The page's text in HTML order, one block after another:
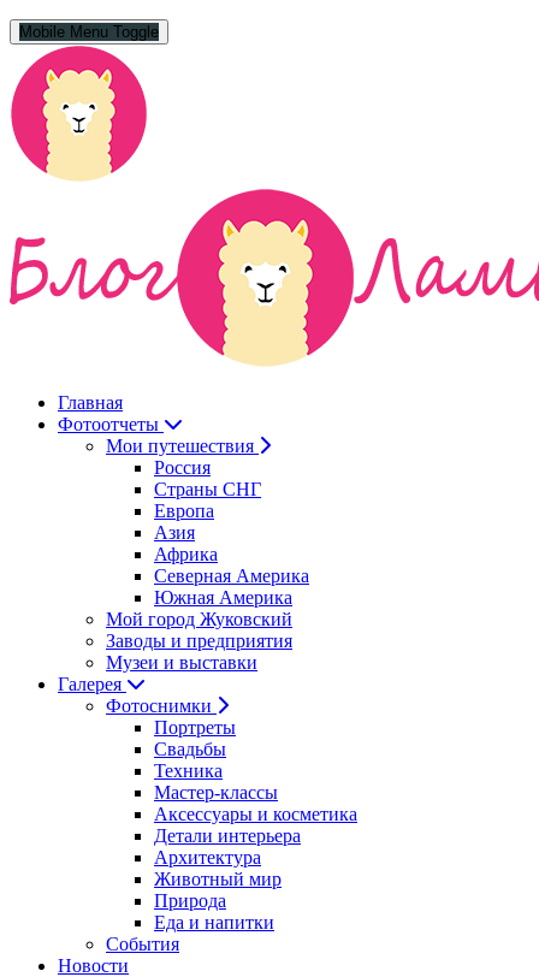
Mobile Menu Toggle
Главная
Фотоотчеты
Мои путешествия
Россия
Страны СНГ
Европа
Азия
Африка
Северная Америка
Южная Америка
Мой город Жуковский
Заводы и предприятия
Музеи и выставки
Галерея
Фотоснимки
Портреты
Свадьбы
Техника
Мастер-классы
Аксессуары и косметика
Детали интерьера
Архитектура
Животный мир
Природа
Еда и напитки
События
Новости